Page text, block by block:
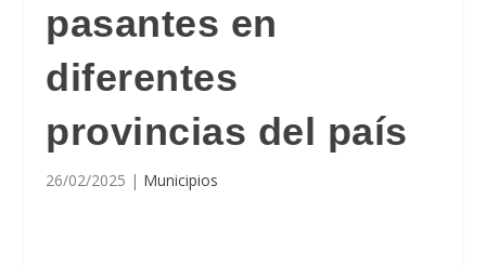
pasantes en
diferentes
provincias del país
26/02/2025 | Municipios